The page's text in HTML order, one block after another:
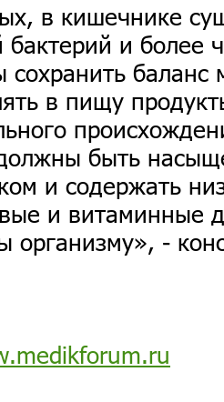
в кишечнике
бактерий и более
в пищу
быть
и содержать
и витаминные
организму», -